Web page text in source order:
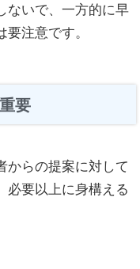
ないで、一方的に早
注意です。
要
からの提案に対して
必要以上に身構える